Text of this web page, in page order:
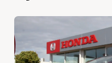
Over ons
Webshop